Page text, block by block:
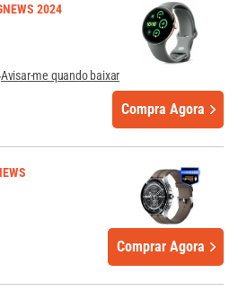
2024
Avisar-me quando baixar
Compra Agora
Comprar Agora